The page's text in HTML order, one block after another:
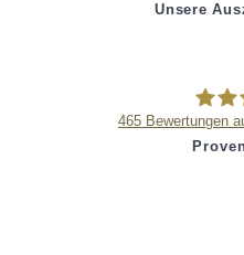
Unsere
465 Bewertungen